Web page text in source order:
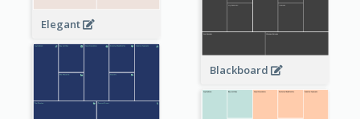
Elegant
Blackboard